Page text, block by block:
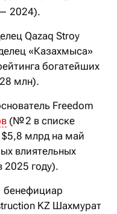
2024).
Qazaq Stroy
«Казахмыса»
богатейших
млн).
Freedom
(№ 2 в списке
млрд на май
влиятельных
2025 году).
KZ Шахмурат